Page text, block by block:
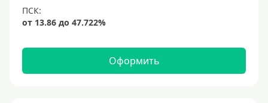
Валюта
Оформить